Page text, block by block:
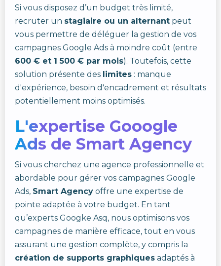
Si vous disposez d’un budget très limité,
recruter un stagiaire ou un alternant peut
vous permettre de déléguer la gestion de vos
campagnes Google Ads à moindre coût (entre
600 € et 1 500 € par mois). Toutefois, cette
solution présente des limites : manque
d'expérience, besoin d'encadrement et résultats
potentiellement moins optimisés.
L'expertise Gooogle
Ads de Smart Agency
Si vous cherchez une agence professionnelle et
abordable pour gérer vos campagnes Google
Ads, Smart Agency offre une expertise de
pointe adaptée à votre budget. En tant
qu’experts Googke Asq, nous optimisons vos
campagnes de manière efficace, tout en vous
assurant une gestion complète, y compris la
création de supports graphiques adaptés à